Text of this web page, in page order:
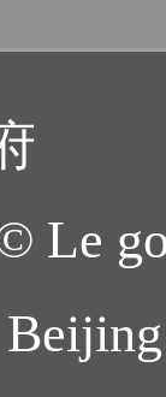
Le